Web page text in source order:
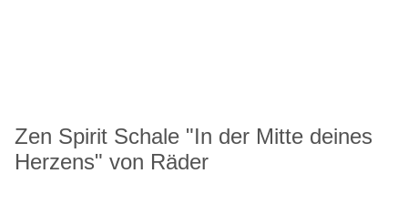
Zen Spirit Schale "In der Mitte deines
Herzens" von Räder